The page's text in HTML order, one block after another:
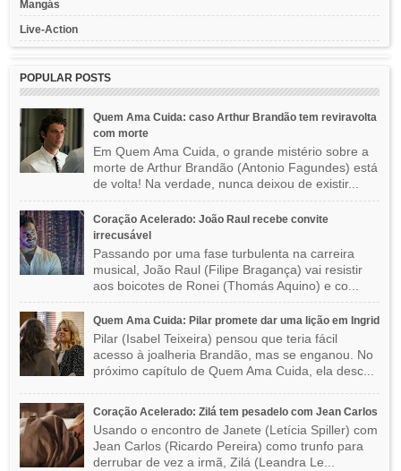
Mangás
Live-Action
POPULAR POSTS
Quem Ama Cuida: caso Arthur Brandão tem reviravolta
com morte
Em Quem Ama Cuida, o grande mistério sobre a
morte de Arthur Brandão (Antonio Fagundes) está
de volta! Na verdade, nunca deixou de existir...
Coração Acelerado: João Raul recebe convite
irrecusável
Passando por uma fase turbulenta na carreira
musical, João Raul (Filipe Bragança) vai resistir
aos boicotes de Ronei (Thomás Aquino) e co...
Quem Ama Cuida: Pilar promete dar uma lição em Ingrid
Pilar (Isabel Teixeira) pensou que teria fácil
acesso à joalheria Brandão, mas se enganou. No
próximo capítulo de Quem Ama Cuida, ela desc...
Coração Acelerado: Zilá tem pesadelo com Jean Carlos
Usando o encontro de Janete (Letícia Spiller) com
Jean Carlos (Ricardo Pereira) como trunfo para
derrubar de vez a irmã, Zilá (Leandra Le...